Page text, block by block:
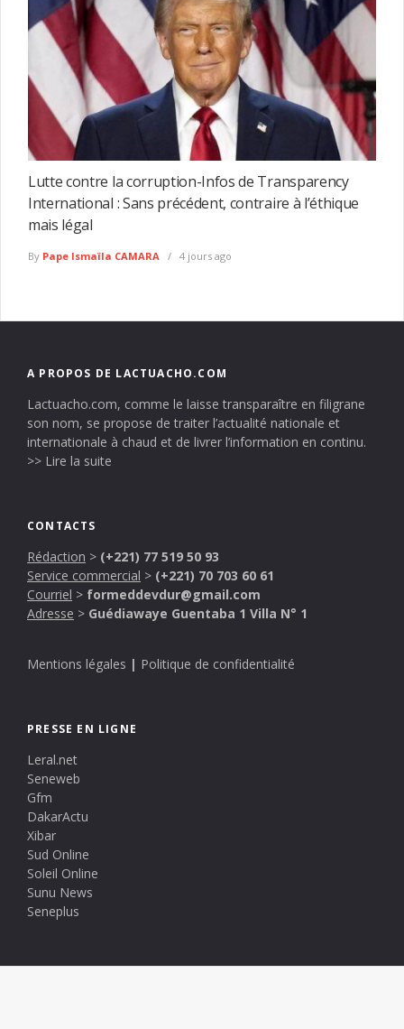
Lutte contre la corruption-Infos de Transparency
International : Sans précédent, contraire à l’éthique
mais légal
By Pape Ismaïla CAMARA 4 jours ago
A PROPOS DE LACTUACHO.COM
Lactuacho.com, comme le laisse transparaître en filigrane
son nom, se propose de traiter l’actualité nationale et
internationale à chaud et de livrer l’information en continu.
>> Lire la suite
CONTACTS
Rédaction > (+221) 77 519 50 93
Service commercial > (+221) 70 703 60 61
Courriel > formeddevdur@gmail.com
Adresse > Guédiawaye Guentaba 1 Villa N° 1
Mentions légales | Politique de confidentialité
PRESSE EN LIGNE
Leral.net
Seneweb
Gfm
DakarActu
Xibar
Sud Online
Soleil Online
Sunu News
Seneplus